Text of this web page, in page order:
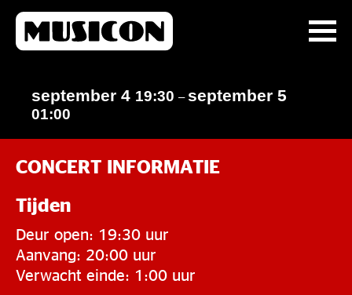
september 4 19:30 – september 5
01:00
CONCERT INFORMATIE
Tijden
Deur open: 19:30 uur
Aanvang: 20:00 uur
Verwacht einde: 1:00 uur